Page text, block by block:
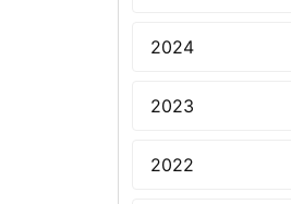
2024
2023
2022